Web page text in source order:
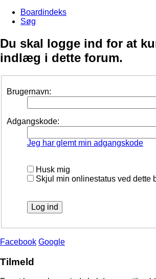
Boardindeks
Søg
Du skal logge ind for at
indlæg i dette forum.
Brugernavn:
Adgangskode:
Jeg har glemt min adgangskode
Husk mig
Skjul min onlinestatus ved dette
Facebook Google
Tilmeld